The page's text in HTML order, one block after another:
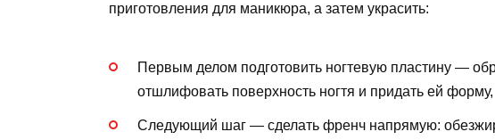
приготовления для маникюра, а затем украсить:
Первым делом подготовить ногтевую пластину —
отшлифовать поверхность ногтя и придать ей форму,
Следующий шаг — сделать френч напрямую: